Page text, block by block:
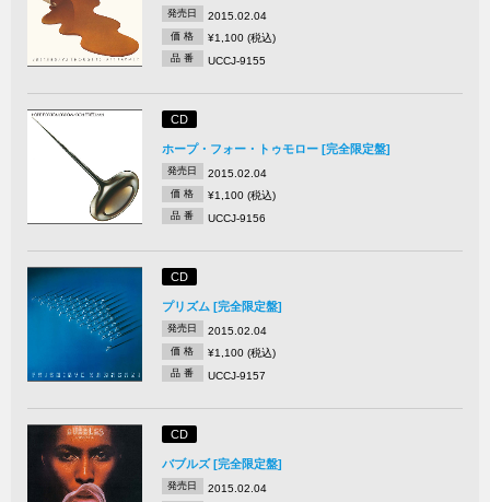
発売日 2015.02.04
価 格 ¥1,100 (税込)
品 番 UCCJ-9155
CD
ホープ・フォー・トゥモロー [完全限定盤]
発売日 2015.02.04
価 格 ¥1,100 (税込)
品 番 UCCJ-9156
CD
プリズム [完全限定盤]
発売日 2015.02.04
価 格 ¥1,100 (税込)
品 番 UCCJ-9157
CD
バブルズ [完全限定盤]
発売日 2015.02.04